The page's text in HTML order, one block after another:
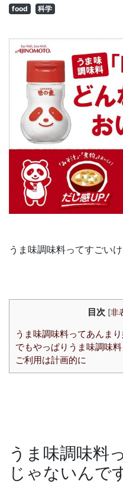
food 科学
うま味調味料ってすごい
目次 [非
うま味調味料ってあんま
でもやっぱりうま味調味
ご利用は計画的に
うま味調味料
じゃないんで